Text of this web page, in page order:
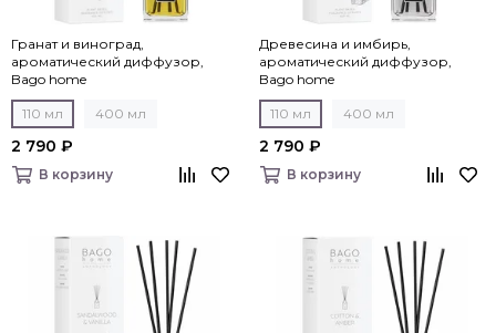
Гранат и виноград,
ароматический диффузор,
Bago home
110 мл 400 мл
2 790 ₽
В корзину
Древесина и имбирь,
ароматический диффузор,
Bago home
110 мл 400 мл
2 790 ₽
В корзину